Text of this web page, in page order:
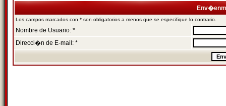
Los campos marcados con * son obligatorios a menos que se especifique lo contrario.
Nombre de Usuario: *
Direcci�n de E-mail: *